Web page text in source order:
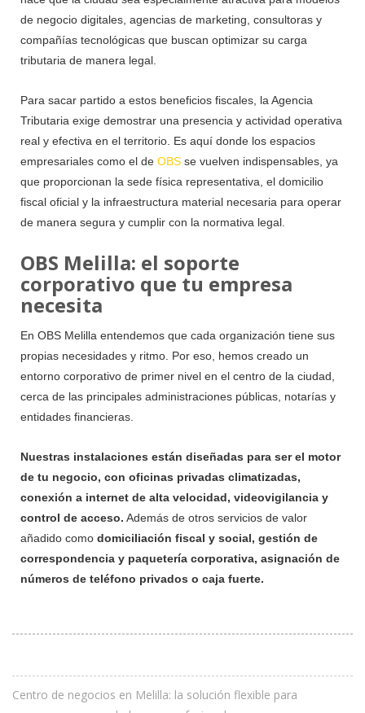
de negocio digitales, agencias de marketing, consultoras y
compañías tecnológicas que buscan optimizar su carga
tributaria de manera legal.
Para sacar partido a estos beneficios fiscales, la Agencia
Tributaria exige demostrar una presencia y actividad operativa
real y efectiva en el territorio. Es aquí donde los espacios
empresariales como el de OBS se vuelven indispensables, ya
que proporcionan la sede física representativa, el domicilio
fiscal oficial y la infraestructura material necesaria para operar
de manera segura y cumplir con la normativa legal.
OBS Melilla: el soporte
corporativo que tu empresa
necesita
En OBS Melilla entendemos que cada organización tiene sus
propias necesidades y ritmo. Por eso, hemos creado un
entorno corporativo de primer nivel en el centro de la ciudad,
cerca de las principales administraciones públicas, notarías y
entidades financieras.
Nuestras instalaciones están diseñadas para ser el motor
de tu negocio, con oficinas privadas climatizadas,
conexión a internet de alta velocidad, videovigilancia y
control de acceso. Además de otros servicios de valor
añadido como domiciliación fiscal y social, gestión de
correspondencia y paquetería corporativa, asignación de
números de teléfono privados o caja fuerte.
Centro de negocios en Melilla: la solución flexible para